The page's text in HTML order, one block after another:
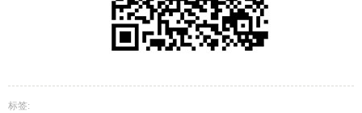
标签: